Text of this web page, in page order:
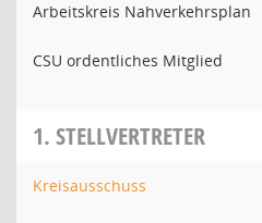
Arbeitskreis Nahverkehrsplan
CSU ordentliches Mitglied
1. STELLVERTRETER
Kreisausschuss